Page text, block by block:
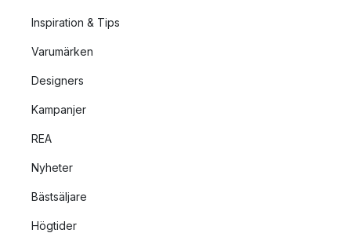
Inspiration & Tips
Varumärken
Designers
Kampanjer
REA
Nyheter
Bästsäljare
Högtider